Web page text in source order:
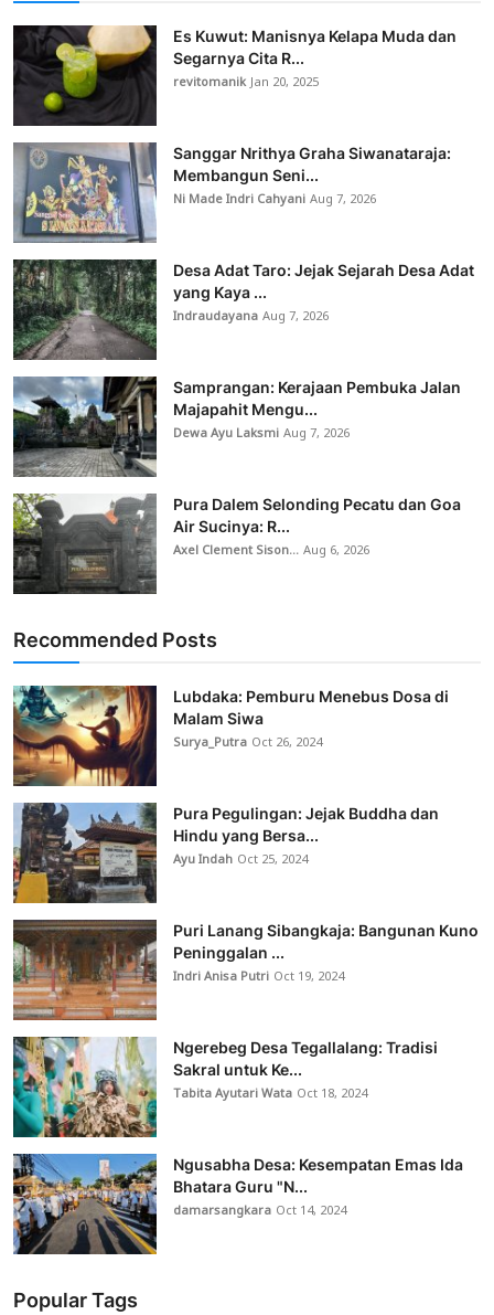
Es Kuwut: Manisnya Kelapa Muda dan
Segarnya Cita R...
revitomanikJan 20, 2025
Sanggar Nrithya Graha Siwanataraja:
Membangun Seni...
Ni Made Indri CahyaniAug 7, 2026
Desa Adat Taro: Jejak Sejarah Desa Adat
yang Kaya ...
IndraudayanaAug 7, 2026
Samprangan: Kerajaan Pembuka Jalan
Majapahit Mengu...
Dewa Ayu LaksmiAug 7, 2026
Pura Dalem Selonding Pecatu dan Goa
Air Sucinya: R...
Axel Clement Sison...Aug 6, 2026
Recommended Posts
Lubdaka: Pemburu Menebus Dosa di
Malam Siwa
Surya_Putra Oct 26, 2024
Pura Pegulingan: Jejak Buddha dan
Hindu yang Bersa...
Ayu Indah Oct 25, 2024
Puri Lanang Sibangkaja: Bangunan Kuno
Peninggalan ...
Indri Anisa Putri Oct 19, 2024
Ngerebeg Desa Tegallalang: Tradisi
Sakral untuk Ke...
Tabita Ayutari Wata Oct 18, 2024
Ngusabha Desa: Kesempatan Emas Ida
Bhatara Guru "N...
damarsangkara Oct 14, 2024
Popular Tags